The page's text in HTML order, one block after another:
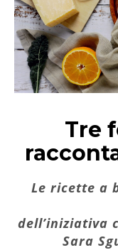
Tre
Le ricette a
dell’iniziativa
Sara